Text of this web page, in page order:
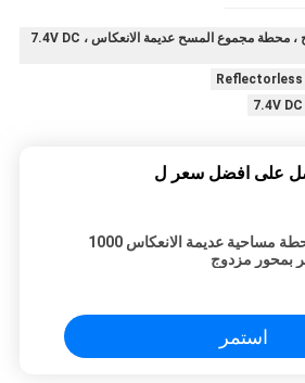
1000 م محطة مجموع المسح ، محطة مجموع المسح عديمة الانعكاس ، 7.4V DC
7.4V
على افضل سعر ل
محطة مساحية عديمة الانعكاس 1000
بمحور مزدوج
استمر